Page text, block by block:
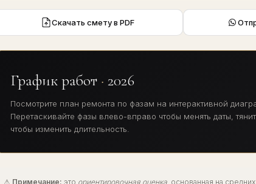
Скачать смету в PDF
График работ · 2026
Посмотрите план ремонта по фазам на интерактивной
Перетаскивайте фазы влево-вправо чтобы менять даты,
чтобы изменить длительность.
⚠ Примечание: это ориентировочная оценка , основанная на